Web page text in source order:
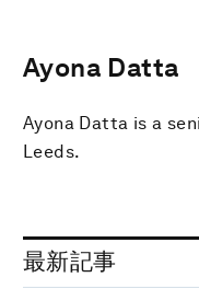
Ayona Datta
Ayona Datta is a
Leeds.
最新記事